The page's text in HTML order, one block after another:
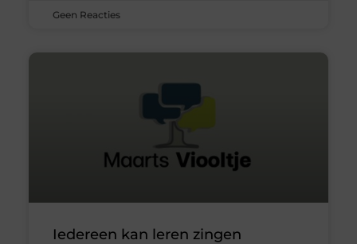
Geen Reacties
Iedereen kan leren zingen